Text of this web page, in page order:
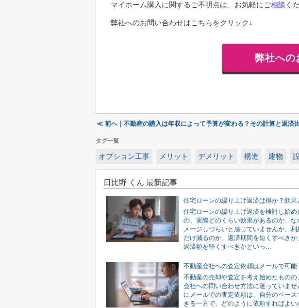
マイホーム購入に関するご不明点は、お気軽にご相談 く
弊社へのお問い合わせはこちらをクリック↓
弊社への
≪ 前へ｜不動産の購入は年収によって予算が変わる？その計算と返済
タグ一覧
オプション工事 メリット デメリット 構造 建物
日比野 くん 最新記事
住宅ローンの繰り上げ返済を検討し始め
の、実際どのくらい効果があるのか、な
メージしづらいと感じていませんか。利
だけ減るのか、返済期間を短くすべきか
返済額を軽くすべきかといっ...
不動産の売却や査定を考え始めたものの
会社への問い合わせ方法に迷っていませ
にメールでの査定依頼は、自分のペース
きる一方で、どのように依頼すればよい